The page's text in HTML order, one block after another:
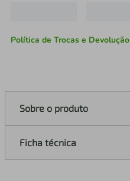
Política de Trocas e Devolução
Sobre o produto
Ficha técnica